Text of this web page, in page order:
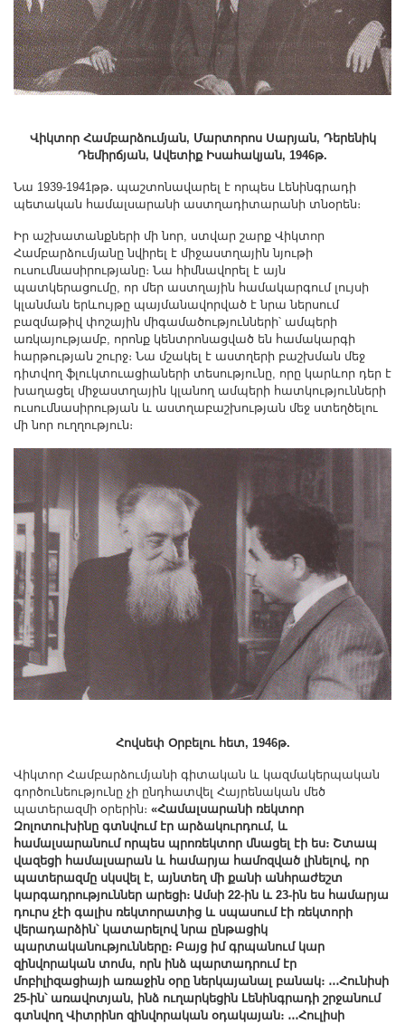
Վիկտոր Համբարձումյան, Մարտորոս Սարյան, Դերենիկ
Դեմիրճյան, Ավետիք Իսահակյան, 1946թ.
Նա 1939-1941թթ․ պաշտոնավարել է որպես Լենինգրադի
պետական համալսարանի աստղադիտարանի տնօրեն։
Իր աշխատանքների մի նոր, ստվար շարք Վիկտոր
Համբարձումյանը նվիրել է միջաստղային նյութի
ուսումնասիրությանը։ Նա հիմնավորել է այն
պատկերացումը, որ մեր աստղային համակարգում լույսի
կլանման երևույթը պայմանավորված է նրա ներսում
բազմաթիվ փոշային միգամածությունների՝ ամպերի
առկայությամբ, որոնք կենտրոնացված են համակարգի
հարթության շուրջ։ Նա մշակել է աստղերի բաշխման մեջ
դիտվող ֆլուկտուացիաների տեսությունը, որը կարևոր դեր է
խաղացել միջաստղային կլանող ամպերի հատկությունների
ուսումնասիրության և աստղաբաշխության մեջ ստեղծելու
մի նոր ուղղություն։
Հովսեփ Օրբելու հետ, 1946թ.
Վիկտոր Համբարձումյանի գիտական և կազմակերպական
գործունեությունը չի ընդհատվել Հայրենական մեծ
պատերազմի օրերին։ «Համալսարանի ռեկտոր
Զոլոտուխինը գտնվում էր արձակուրդում, և
համալսարանում որպես պրոռեկտոր մնացել էի ես։ Շտապ
վազեցի համալսարան և համարյա համոզված լինելով, որ
պատերազմը սկսվել է, այնտեղ մի քանի անհրաժեշտ
կարգադրություններ արեցի։ Ամսի 22-ին և 23-ին ես համարյա
դուրս չէի գալիս ռեկտորատից և սպասում էի ռեկտորի
վերադարձին՝ կատարելով նրա ընթացիկ
պարտականությունները։ Բայց իմ գրպանում կար
զինվորական տոմս, որն ինձ պարտադրում էր
մոբիլիզացիայի առաջին օրը ներկայանալ բանակ։ ․․․Հունիսի
25-ին՝ առավոտյան, ինձ ուղարկեցին Լենինգրադի շրջանում
գտնվող Վիտրինո զինվորական օդակայան։ ․․․Հուլիսի